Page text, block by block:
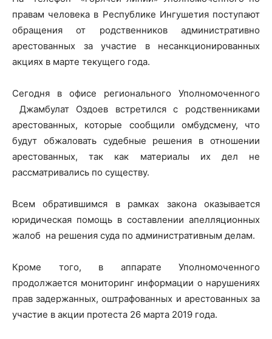
правам человека в Республике Ингушетия поступают
обращения от родственников административно
арестованных за участие в несанкционированных
акциях в марте текущего года.
Сегодня в офисе регионального Уполномоченного
Джамбулат Оздоев встретился с родственниками
арестованных, которые сообщили омбудсмену, что
будут обжаловать судебные решения в отношении
арестованных, так как материалы их дел не
рассматривались по существу.
Всем обратившимся в рамках закона оказывается
юридическая помощь в составлении апелляционных
жалоб на решения суда по административным делам.
Кроме того, в аппарате Уполномоченного
продолжается мониторинг информации о нарушениях
прав задержанных, оштрафованных и арестованных за
участие в акции протеста 26 марта 2019 года.